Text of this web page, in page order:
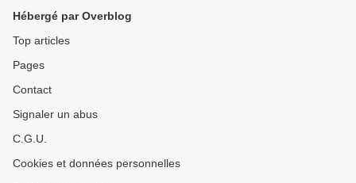
Hébergé par Overblog
Top articles
Pages
Contact
Signaler un abus
C.G.U.
Cookies et données personnelles